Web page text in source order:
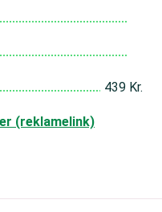
439 Kr.
(reklamelink)